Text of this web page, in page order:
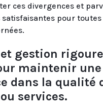
ces divergences et
satisfaisantes pour toutes
gestion
maintenir une
dans la qualité
services.